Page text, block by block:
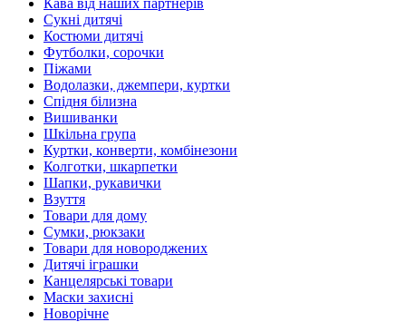
Кава від наших партнерів
Сукні дитячі
Костюми дитячі
Футболки, сорочки
Піжами
Водолазки, джемпери, куртки
Спідня білизна
Вишиванки
Шкільна група
Куртки, конверти, комбінезони
Колготки, шкарпетки
Шапки, рукавички
Взуття
Товари для дому
Сумки, рюкзаки
Товари для новороджених
Дитячі іграшки
Канцелярські товари
Маски захисні
Новорічне